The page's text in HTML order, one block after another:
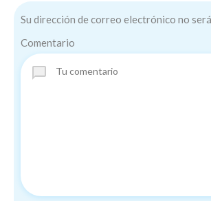
Su dirección de correo electrónico no
Comentario